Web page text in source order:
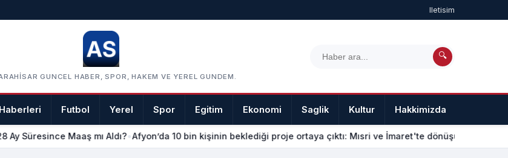
Iletisim
GUNCEL HABER, SPOR, HAKEM VE YEREL GUNDEM.
🔍
Futbol Yerel Spor Egitim Ekonomi Saglik Kultur Hakkimizda
Süresince Maaş mı Aldı?•Afyon’da 10 bin kişinin beklediği proje ortaya çıktı: Mısri ve İmaret'te dönüşüm nasıl